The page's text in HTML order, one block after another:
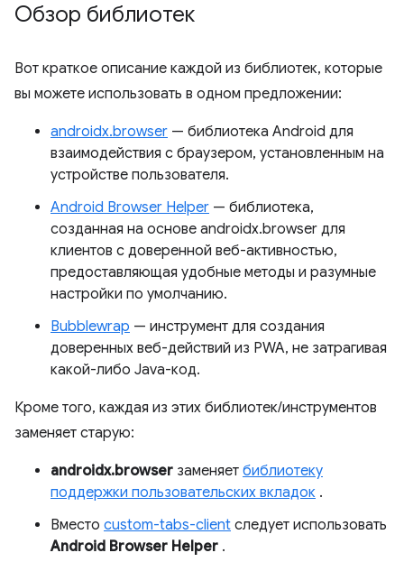
Обзор библиотек
Вот краткое описание каждой из библиотек, которые
вы можете использовать в одном предложении:
androidx.browser — библиотека Android для
взаимодействия с браузером, установленным на
устройстве пользователя.
Android Browser Helper — библиотека,
созданная на основе androidx.browser для
клиентов с доверенной веб-активностью,
предоставляющая удобные методы и разумные
настройки по умолчанию.
Bubblewrap — инструмент для создания
доверенных веб-действий из PWA, не затрагивая
какой-либо Java-код.
Кроме того, каждая из этих библиотек/инструментов
заменяет старую:
androidx.browser заменяет библиотеку
поддержки пользовательских вкладок .
Вместо custom-tabs-client следует использовать
Android Browser Helper .